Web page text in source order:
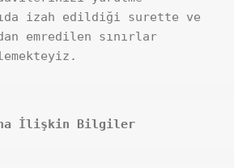
izah edildiği surette ve
emredilen sınırlar
İlişkin Bilgiler